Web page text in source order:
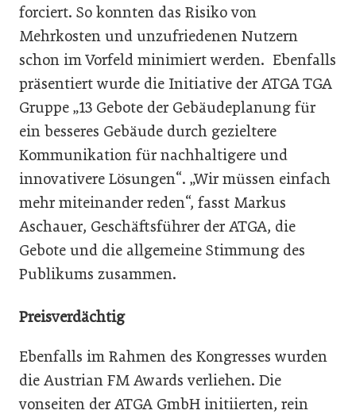
forciert. So konnten das Risiko von
Mehrkosten und unzufriedenen Nutzern
schon im Vorfeld minimiert werden. Ebenfalls
präsentiert wurde die Initiative der ATGA TGA
Gruppe „13 Gebote der Gebäudeplanung für
ein besseres Gebäude durch gezieltere
Kommunikation für nachhaltigere und
innovativere Lösungen“. „Wir müssen einfach
mehr miteinander reden“, fasst Markus
Aschauer, Geschäftsführer der ATGA, die
Gebote und die allgemeine Stimmung des
Publikums zusammen.
Preisverdächtig
Ebenfalls im Rahmen des Kongresses wurden
die Austrian FM Awards verliehen. Die
vonseiten der ATGA GmbH initiierten, rein